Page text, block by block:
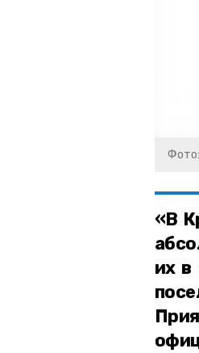
«В
их в